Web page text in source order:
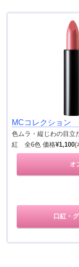
MCコレクション
色ムラ・縦じわの目立
紅 全6色 価格¥1,100(
オ
口紅・